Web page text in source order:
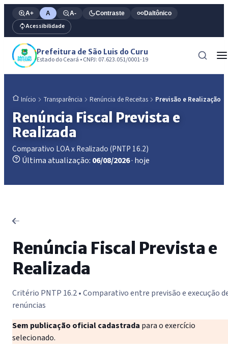
A+ A A- Contraste Daltônico
Acessibilidade
Prefeitura de São Luis do Curu
Estado do Ceará • CNPJ: 07.623.051/0001-19
Início Transparência Renúncia de Receitas Previsão e Realização
Renúncia Fiscal Prevista e
Realizada
Comparativo LOA x Realizado (PNTP 16.2)
Última atualização: 06/08/2026· hoje
Renúncia Fiscal Prevista e
Realizada
Critério PNTP 16.2 • Comparativo entre previsão e execução
renúncias
Sem publicação oficial cadastrada para o exercício
selecionado.